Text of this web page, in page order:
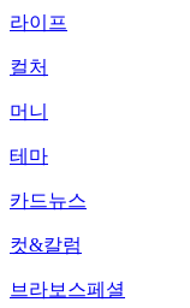
라이프
컬처
머니
테마
카드뉴스
컷&칼럼
브라보스페셜